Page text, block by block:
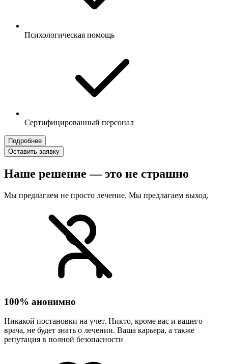
Психологическая помощь
Сертифицированный персонал
Подробнее
Оставить заявку
Наше решение — это не страшно
Мы предлагаем не просто лечение. Мы предлагаем выход.
100% анонимно
Никакой постановки на учет. Никто, кроме вас и вашего
врача, не будет знать о лечении. Ваша карьера, а также
репутация в полной безопасности